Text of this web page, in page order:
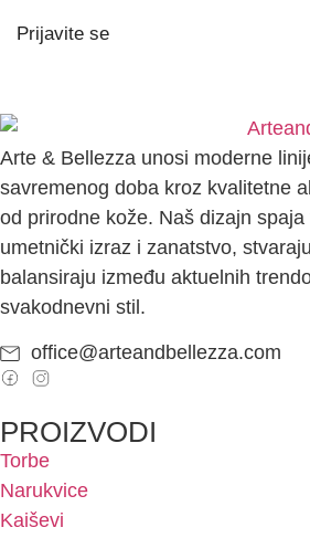
R
E
S
*
Prijavite se
Arte & Bellezza unosi moderne
savremenog doba kroz kvalitetne
od prirodne kože. Naš dizajn
umetnički izraz i zanatstvo,
balansiraju između aktuelnih
svakodnevni stil.
office@arteandbellezza.com
PROIZVODI
Torbe
Narukvice
Kaiševi